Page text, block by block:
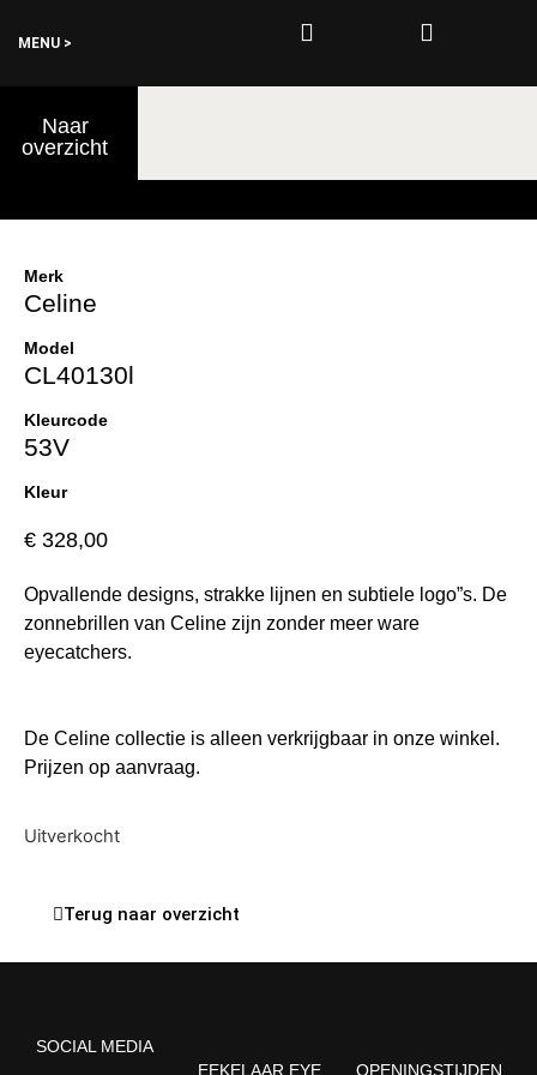
MENU >
Naar
overzicht
€0,00
Merk
Celine
Model
CL40130l
Kleurcode
53V
Kleur
€ 328,00
Opvallende designs, strakke lijnen en subtiele logo”s. De
zonnebrillen van Celine zijn zonder meer ware
eyecatchers.
De Celine collectie is alleen verkrijgbaar in onze winkel.
Prijzen op aanvraag.
Uitverkocht
Terug naar overzicht
SOCIAL MEDIA
EEKELAAR EYE
OPENINGSTIJDEN